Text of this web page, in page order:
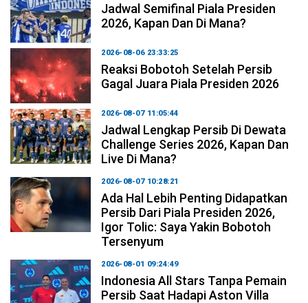
Jadwal Semifinal Piala Presiden
2026, Kapan Dan Di Mana?
2026-08-06 23:33:25
Reaksi Bobotoh Setelah Persib
Gagal Juara Piala Presiden 2026
2026-08-07 11:05:44
Jadwal Lengkap Persib Di Dewata
Challenge Series 2026, Kapan Dan
Live Di Mana?
2026-08-07 10:28:21
Ada Hal Lebih Penting Didapatkan
Persib Dari Piala Presiden 2026,
Igor Tolic: Saya Yakin Bobotoh
Tersenyum
2026-08-01 09:24:49
Indonesia All Stars Tanpa Pemain
Persib Saat Hadapi Aston Villa